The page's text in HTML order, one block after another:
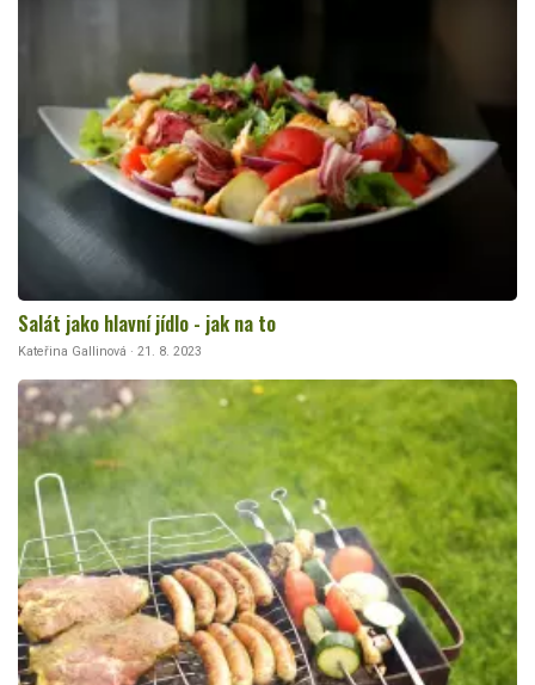
Salát jako hlavní jídlo - jak na to
Kateřina Gallinová · 21. 8. 2023